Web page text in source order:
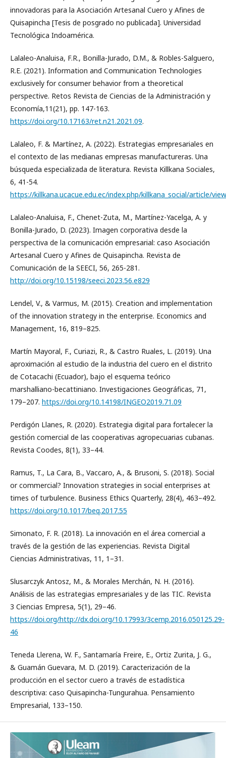
innovadoras para la Asociación Artesanal Cuero y Afines de
Quisapincha [Tesis de posgrado no publicada]. Universidad
Tecnológica Indoamérica.
Lalaleo-Analuisa, F.R., Bonilla-Jurado, D.M., & Robles-Salguero,
R.E. (2021). Information and Communication Technologies
exclusively for consumer behavior from a theoretical
perspective. Retos Revista de Ciencias de la Administración y
Economía,11(21), pp. 147-163.
https://doi.org/10.17163/ret.n21.2021.09.
Lalaleo, F. & Martínez, A. (2022). Estrategias empresariales en
el contexto de las medianas empresas manufactureras. Una
búsqueda especializada de literatura. Revista Killkana Sociales,
6, 41-54.
https://killkana.ucacue.edu.ec/index.php/killkana_social/article/
Lalaleo-Analuisa, F., Chenet-Zuta, M., Martínez-Yacelga, A. y
Bonilla-Jurado, D. (2023). Imagen corporativa desde la
perspectiva de la comunicación empresarial: caso Asociación
Artesanal Cuero y Afines de Quisapincha. Revista de
Comunicación de la SEECI, 56, 265-281.
http://doi.org/10.15198/seeci.2023.56.e829
Lendel, V., & Varmus, M. (2015). Creation and implementation
of the innovation strategy in the enterprise. Economics and
Management, 16, 819–825.
Martín Mayoral, F., Curiazi, R., & Castro Ruales, L. (2019). Una
aproximación al estudio de la industria del cuero en el distrito
de Cotacachi (Ecuador), bajo el esquema teórico
marshalliano-becattiniano. Investigaciones Geográficas, 71,
179–207. https://doi.org/10.14198/INGEO2019.71.09
Perdigón Llanes, R. (2020). Estrategia digital para fortalecer la
gestión comercial de las cooperativas agropecuarias cubanas.
Revista Coodes, 8(1), 33–44.
Ramus, T., La Cara, B., Vaccaro, A., & Brusoni, S. (2018). Social
or commercial? Innovation strategies in social enterprises at
times of turbulence. Business Ethics Quarterly, 28(4), 463–492.
https://doi.org/10.1017/beq.2017.55
Simonato, F. R. (2018). La innovación en el área comercial a
través de la gestión de las experiencias. Revista Digital
Ciencias Administrativas, 11, 1–31.
Slusarczyk Antosz, M., & Morales Merchán, N. H. (2016).
Análisis de las estrategias empresariales y de las TIC. Revista
3 Ciencias Empresa, 5(1), 29–46.
https://doi.org/http://dx.doi.org/10.17993/3cemp.2016.050125.29-
46
Teneda Llerena, W. F., Santamaría Freire, E., Ortiz Zurita, J. G.,
& Guamán Guevara, M. D. (2019). Caracterización de la
producción en el sector cuero a través de estadística
descriptiva: caso Quisapincha-Tungurahua. Pensamiento
Empresarial, 133–150.